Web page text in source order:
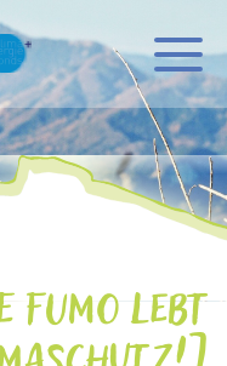
FUMO LEBT